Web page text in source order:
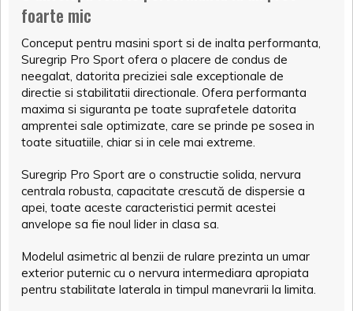
foarte mic
Conceput pentru masini sport si de inalta performanta,
Suregrip Pro Sport ofera o placere de condus de
neegalat, datorita preciziei sale exceptionale de
directie si stabilitatii directionale. Ofera performanta
maxima si siguranta pe toate suprafetele datorita
amprentei sale optimizate, care se prinde pe sosea in
toate situatiile, chiar si in cele mai extreme.
Suregrip Pro Sport are o constructie solida, nervura
centrala robusta, capacitate crescută de dispersie a
apei, toate aceste caracteristici permit acestei
anvelope sa fie noul lider in clasa sa.
Modelul asimetric al benzii de rulare prezinta un umar
exterior puternic cu o nervura intermediara apropiata
pentru stabilitate laterala in timpul manevrarii la limita.